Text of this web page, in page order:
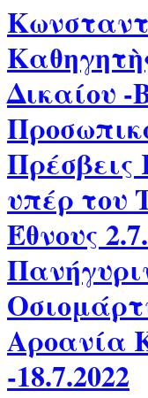
Δικαίου -
υπέρ του
Έθνους
Αροανία
-18.7.2022